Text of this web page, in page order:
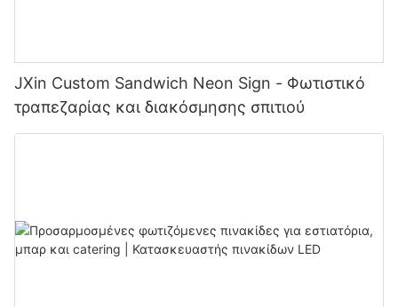
JXin Custom Sandwich Neon Sign - Φωτιστικό
τραπεζαρίας και διακόσμησης σπιτιού